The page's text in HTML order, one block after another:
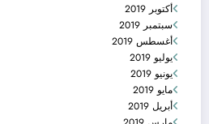
أكتوبر 2019
سبتمبر 2019
أغسطس 2019
يوليو 2019
يونيو 2019
مايو 2019
أبريل 2019